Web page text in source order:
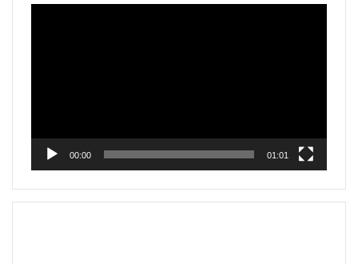
Reproductor
00:00 01:01